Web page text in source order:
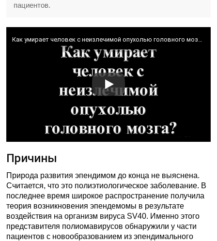
пациентов.
Как умирает человек с неизлечимой опухолью головного мозга?
Причины
Природа развития эпендимом до конца не выяснена.
Считается, что это полиэтиологическое заболевание. В
последнее время широкое распространение получила
теория возникновения эпендемомы в результате
воздействия на организм вируса SV40. Именно этого
представителя полиомавирусов обнаружили у части
пациентов с новообразованием из эпендимального